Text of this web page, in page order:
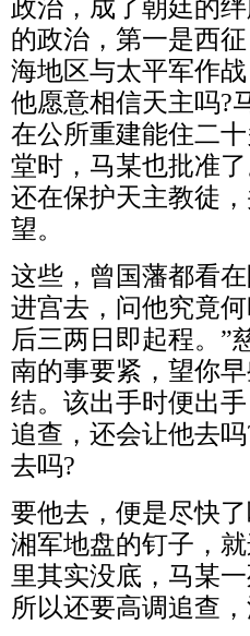
政治，成了朝廷的
的政治，第一是西
海地区与太平军作
他愿意相信天主吗?
在公所重建能住二
堂时，马某也批准
还在保护天主教徒
望。
这些，曾国藩都看
进宫去，问他究竟
后三两日即起程。”
南的事要紧，望你
结。该出手时便出
追查，还会让他去
去吗?
要他去，便是尽快
湘军地盘的钉子，
里其实没底，马某
所以还要高调追查